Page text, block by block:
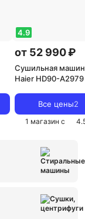
4.9
от 52 990 ₽
Сушильная
Haier HD90-A2979
Все цены2
1 магазин с